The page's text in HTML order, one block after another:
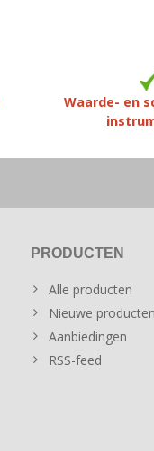
Waarde- en
PRODUCTEN
Alle producten
Nieuwe producten
Aanbiedingen
RSS-feed